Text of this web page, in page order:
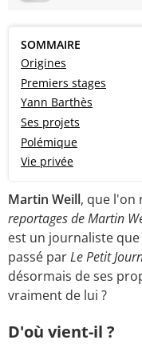
SOMMAIRE
Origines
Premiers stages
Yann Barthès
Ses projets
Polémique
Vie privée
Martin Weill, que l'on
reportages de Martin
est un journaliste
passé parLe Petit
désormais de ses
vraiment de lui ?
D'où vient-il ?